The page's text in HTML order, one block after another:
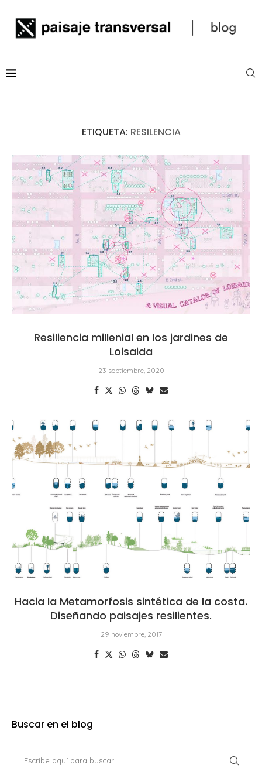
ETIQUETA: RESILENCIA
Resiliencia millenial en los jardines de
Loisaida
23 septiembre, 2020
Hacia la Metamorfosis sintética de la costa.
Diseñando paisajes resilientes.
29 noviembre, 2017
Buscar en el blog